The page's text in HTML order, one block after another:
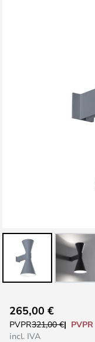
comienzo
265,00 €
PVPR321,00 €
incl. IVA